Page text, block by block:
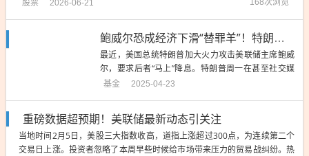
股票 2026-06-21 168次浏览
鲍威尔恐成经济下滑“替罪羊”！特朗普一直搞事
最近，美国总统特朗普加大火力攻击美联储主席鲍威
尔，要求后者“马上”降息。特朗普周一在甚至社交媒
体上发文揶揄鲍威尔是“Mr. Too Late”，是个“主要失
示，特朗普政府正在研究解雇鲍威尔是否是一个选...
基金 2025-04-23
重磅数据超预期！美联储最新动态引关注
当地时间2月5日，美股三大指数收高，道指上涨超过300点，为连续第二个
交易日上涨。投资者忽略了本周早些时候给市场带来压力的贸易战纠纷。热